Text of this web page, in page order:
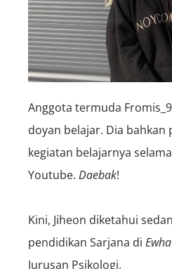
Anggota termuda
doyan belajar. Dia bahkan
kegiatan belajarnya
Youtube. Daebak!
Kini, Jiheon diketahui
pendidikan Sarjana di
Jurusan Psikologi.